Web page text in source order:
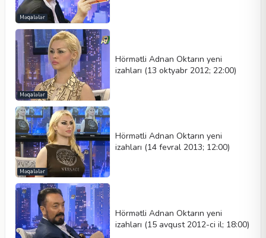
Məqalələr
Məqalələr
Hörmətli Adnan Oktarın yeni
izahları (13 oktyabr 2012; 22:00)
Məqalələr
Hörmətli Adnan Oktarın yeni
izahları (14 fevral 2013; 12:00)
Hörmətli Adnan Oktarın yeni
izahları (15 avqust 2012-ci il; 18:00)